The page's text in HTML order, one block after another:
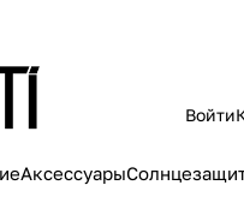
Войти
Аксессуары